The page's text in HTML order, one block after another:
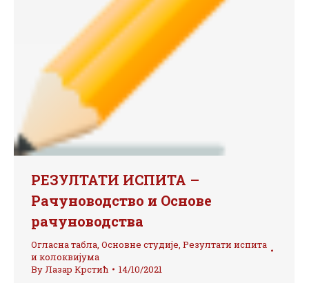
РЕЗУЛТАТИ ИСПИТА –
Рачуноводство и Основе
рачуноводства
Огласна табла, Основне студије, Резултати испита
и колоквијума
ByЛазар Крстић 14/10/2021